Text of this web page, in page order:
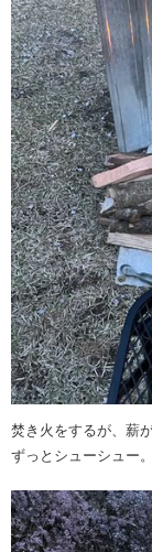
焚き火をするが、薪
ずっとシューシュー。